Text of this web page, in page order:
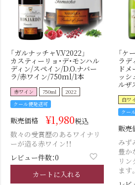
「ガルナッチャV.V2022」
カスティーリョ・デ・モンハル
ディン/スペイン/D.O.ナバー
ラ/赤ワイン/750ml/1本
赤ワイン 750ml
2022
クール便発送可
販売価格 ¥1,980税込
数々の受賞歴のあるワイナリ
ーが造る赤ワイン！！
レビュー件数：0
カートに入れる
「ケ
ラデ
ド
ッ
ルザ
白ワ
クー
販売
みず
豊か
リン
ます。